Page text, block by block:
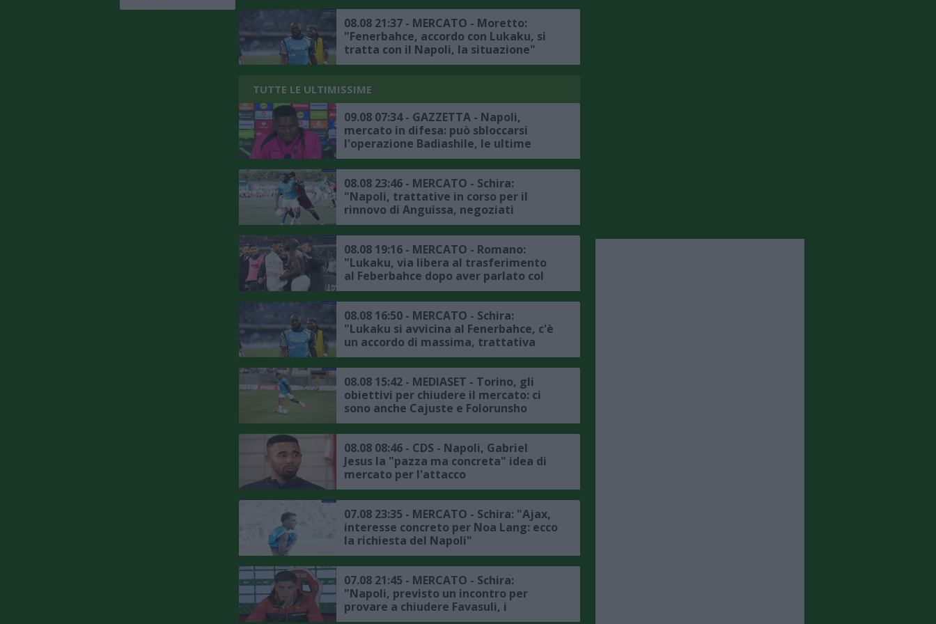
08.08 21:37 - MERCATO - Moretto:
"Fenerbahce, accordo con Lukaku, si
tratta con il Napoli, la situazione"
TUTTE LE ULTIMISSIME
09.08 07:34 - GAZZETTA - Napoli,
mercato in difesa: può sbloccarsi
l'operazione Badiashile, le ultime
08.08 23:46 - MERCATO - Schira:
"Napoli, trattative in corso per il
rinnovo di Anguissa, negoziati
positivi"
08.08 19:16 - MERCATO - Romano:
"Lukaku, via libera al trasferimento
al Feberbahce dopo aver parlato col
presidente, ora la trattativa col
Napoli"
08.08 16:50 - MERCATO - Schira:
"Lukaku si avvicina al Fenerbahce, c'è
un accordo di massima, trattativa
avanzata tra il club turco e il Napoli"
08.08 15:42 - MEDIASET - Torino, gli
obiettivi per chiudere il mercato: ci
sono anche Cajuste e Folorunsho
08.08 08:46 - CDS - Napoli, Gabriel
Jesus la "pazza ma concreta" idea di
mercato per l'attacco
07.08 23:35 - MERCATO - Schira: "Ajax,
interesse concreto per Noa Lang: ecco
la richiesta del Napoli"
07.08 21:45 - MERCATO - Schira:
"Napoli, previsto un incontro per
provare a chiudere Favasuli, i
dettagli"